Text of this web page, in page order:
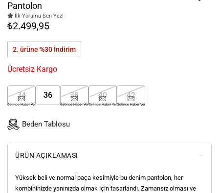
Pantolon
İlk Yorumu Sen Yaz!
₺2.499,95
2. ürüne %30 İndirim
Ücretsiz Kargo
34
Gelince Haber Ver
36 38
Gelince Haber Ver
40
Gelince Haber Ver
42
Gelince Haber Ver
Beden Tablosu
ÜRÜN AÇIKLAMASI
Yüksek beli ve normal paça kesimiyle bu denim pantolon, her
kombininizde yanınızda olmak için tasarlandı. Zamansız olması ve